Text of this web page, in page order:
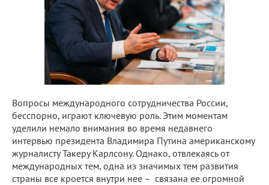
Вопросы международного сотрудничества России,
бесспорно, играют ключевую роль. Этим моментам
уделили немало внимания во время недавнего
интервью президента Владимира Путина американскому
журналисту Такеру Карлсону. Однако, отвлекаясь от
международных тем, одна из значимых тем развития
страны все кроется внутри нее – связана ее огромной